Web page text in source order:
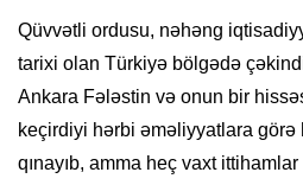
Qüvvətli ordusu, nəhəng
tarixi olan Türkiyə bölgədə
Ankara Fələstin və onun bir
keçirdiyi hərbi əməliyyatlara görə
qınayıb, amma heç vaxt